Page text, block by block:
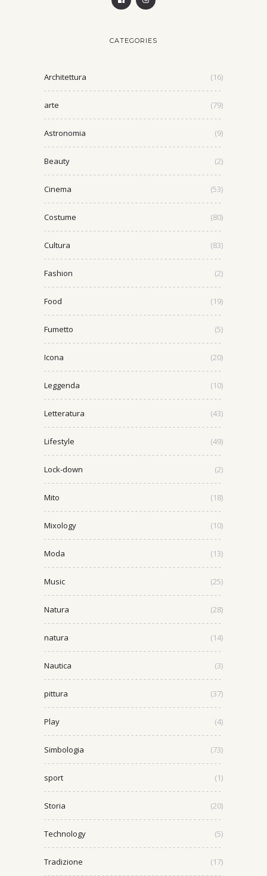
CATEGORIES
Architettura (16)
arte (79)
Astronomia (9)
Beauty (2)
Cinema (53)
Costume (80)
Cultura (83)
Fashion (2)
Food (19)
Fumetto (5)
Icona (20)
Leggenda (10)
Letteratura (43)
Lifestyle (49)
Lock-down (2)
Mito (18)
Mixology (10)
Moda (13)
Music (25)
Natura (28)
natura (14)
Nautica (3)
pittura (37)
Play (4)
Simbologia (73)
sport (1)
Storia (20)
Technology (5)
Tradizione (17)